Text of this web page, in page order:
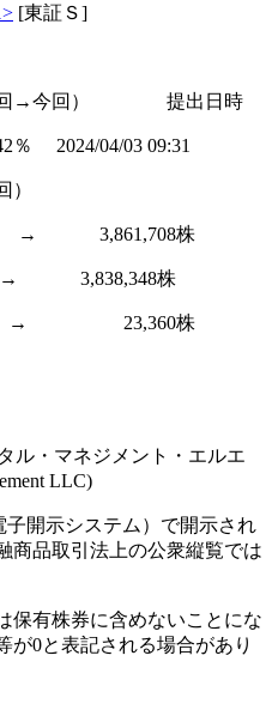
[東証Ｓ]
回→今回） 提出日時
2024/04/03 09:31
→ 3,861,708株
3,838,348株
→ 23,360株
ル・マネジメント・エルエ
LLC)
開示システム）で開示され
商品取引法上の公衆縦覧では
保有株券に含めないことにな
が0と表記される場合があり